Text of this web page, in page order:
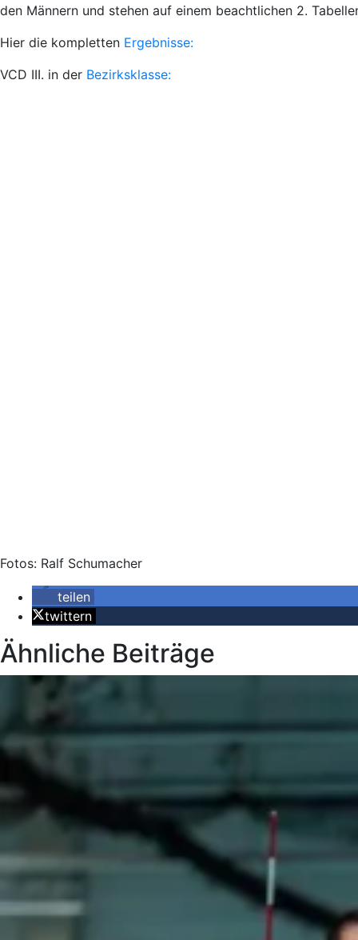
den Männern und stehen auf einem beachtlichen 2.
Hier die kompletten Ergebnisse:
VCD III. in der Bezirksklasse:
Fotos: Ralf Schumacher
teilen
twittern
Ähnliche Beiträge